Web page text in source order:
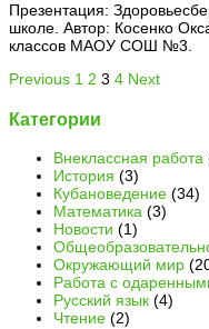
Презентация:
школе. Автор: Косенко
классов МАОУ СОШ №3.
Previous 1 2 3 4 Next
Категории
Внеклассная работа
История (3)
Кубановедение (34)
Математика (3)
Новости (1)
Окружающий мир
Работа с
Русский язык (4)
Чтение (2)